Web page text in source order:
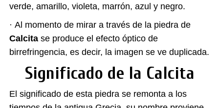
verde, amarillo, violeta, marrón, azul y negro.
· Al momento de mirar a través de la piedra de
Calcita se produce el efecto óptico de
birrefringencia, es decir, la imagen se ve duplicada.
Significado de la Calcita
El significado de esta piedra se remonta a los